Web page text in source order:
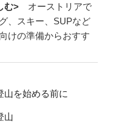
む> オーストリアで
、スキー、SUPなど
けの準備からおすす
山を始める前に
山